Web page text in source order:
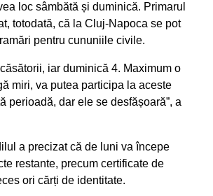
loc sâmbătă și duminică. Primarul
totodată, că la Cluj-Napoca se pot
pentru cununiile civile.
iar duminică 4. Maximum o
miri, va putea participa la aceste
perioadă, dar ele se desfășoară”, a
a precizat că de luni va începe
restante, precum certificate de
ori cărți de identitate.